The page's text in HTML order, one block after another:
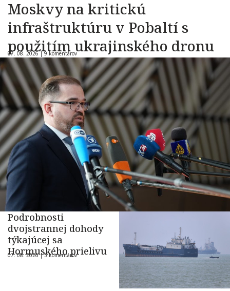
Moskvy na kritickú
infraštruktúru v Pobaltí s
použitím ukrajinského dronu
07. 08. 2026 |9 komentárov
Podrobnosti
dvojstrannej dohody
týkajúcej sa
Hormuského prielivu
07. 08. 2026 |5 komentárov